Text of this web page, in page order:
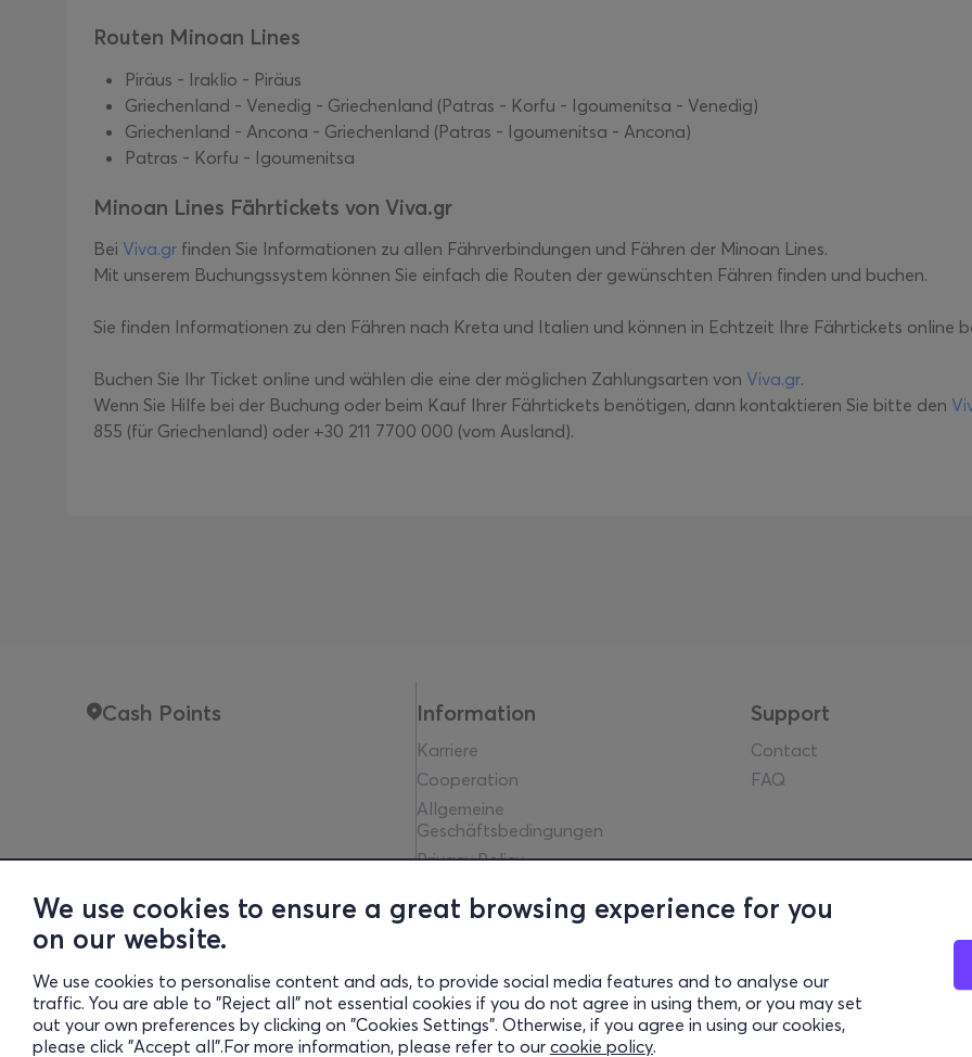
We use cookies to ensure a great browsing experience for you
on our website.
We use cookies to personalise content and ads, to provide social media features and to analyse our
traffic. You are able to "Reject all" not essential cookies if you do not agree in using them, or you may set
out your own preferences by clicking on "Cookies Settings". Otherwise, if you agree in using our cookies,
please click "Accept all".For more information, please refer to our cookie policy.
Routen Minoan Lines
Piräus - Iraklio - Piräus
Griechenland - Venedig - Griechenland (Patras - Korfu - Igoumenitsa - Venedig)
Griechenland - Ancona - Griechenland (Patras - Igoumenitsa - Ancona)
Patras - Korfu - Igoumenitsa
Minoan Lines Fährtickets von Viva.gr
Bei Viva.gr finden Sie Informationen zu allen Fährverbindungen und Fähren der Minoan Lines.
Mit unserem Buchungssystem können Sie einfach die Routen der gewünschten Fähren finden und buchen.
Sie finden Informationen zu den Fähren nach Kreta und Italien und können in Echtzeit Ihre Fährtickets online
Buchen Sie Ihr Ticket online und wählen die eine der möglichen Zahlungsarten von Viva.gr.
Wenn Sie Hilfe bei der Buchung oder beim Kauf Ihrer Fährtickets benötigen, dann kontaktieren Sie bitte den
855 (für Griechenland) oder +30 211 7700 000 (vom Ausland).
Cash Points Information
Karriere
Cooperation
Allgemeine
Geschäftsbedingungen
Privacy Policy
Community guidelines
Cookies settings
Support
Contact
FAQ
Greek Tourism Organisation (Autorisierte Lizenz GTO: